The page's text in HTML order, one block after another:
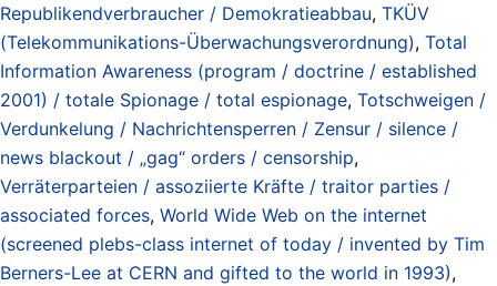
Republikendverbraucher / Demokratieabbau, TKÜV
(Telekommunikations-Überwachungsverordnung), Total
Information Awareness (program / doctrine / established
2001) / totale Spionage / total espionage, Totschweigen /
Verdunkelung / Nachrichtensperren / Zensur / silence /
news blackout / „gag“ orders / censorship,
Verräterparteien / assoziierte Kräfte / traitor parties /
associated forces, World Wide Web on the internet
(screened plebs-class internet of today / invented by Tim
Berners-Lee at CERN and gifted to the world in 1993),